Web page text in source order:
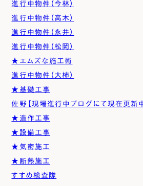
進行中物件（今林）
進行中物件（高木）
進行中物件（永井）
進行中物件（松岡）
★エムズな施工術
進行中物件（大柿）
★基礎工事
佐野【現場進行中ブログにて現在更新中
★造作工事
★設備工事
★気密施工
★断熱施工
すすめ検査隊